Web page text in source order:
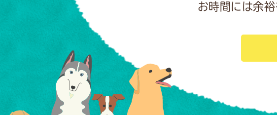
お時間には余裕